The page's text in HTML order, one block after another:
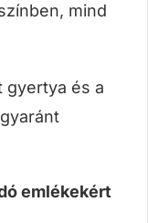
mind
gyertya és a
emlékekért